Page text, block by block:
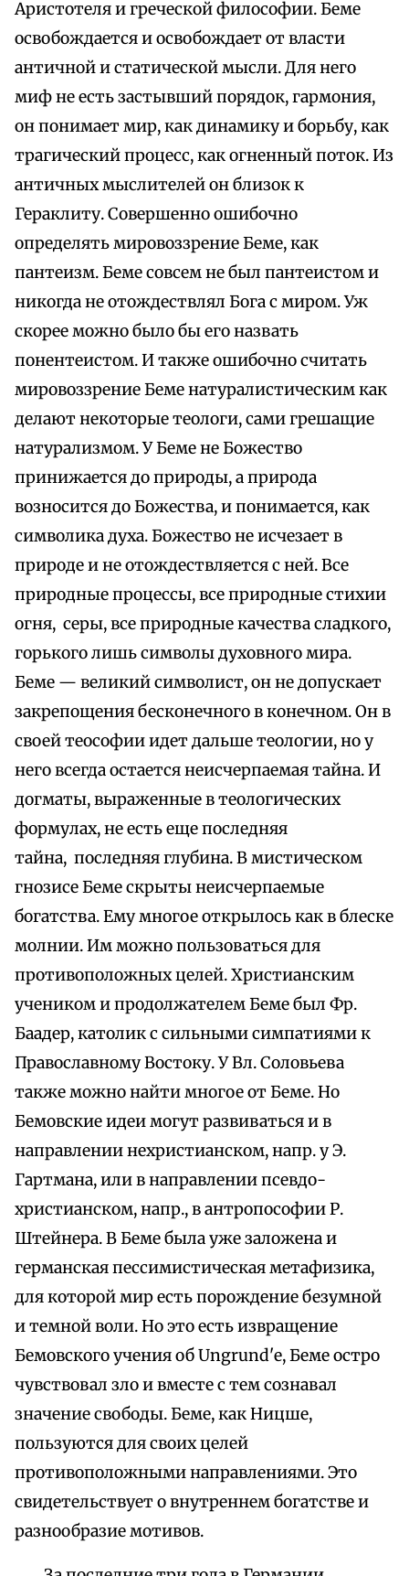
Аристотеля и греческой философии. Беме
освобождается и освобождает от власти
античной и статической мысли. Для него
миф не есть застывший порядок, гармония,
он понимает мир, как динамику и борьбу, как
трагический процесс, как огненный поток. Из
античных мыслителей он близок к
Гераклиту. Совершенно ошибочно
определять мировоззрение Беме, как
пантеизм. Беме совсем не был пантеистом и
никогда не отождествлял Бога с миром. Уж
скорее можно было бы его назвать
понентеистом. И также ошибочно считать
мировоззрение Беме натуралистическим как
делают некоторые теологи, сами грешащие
натурализмом. У Беме не Божество
принижается до природы, а природа
возносится до Божества, и понимается, как
символика духа. Божество не исчезает в
природе и не отождествляется с ней. Все
природные процессы, все природные стихии
огня, серы, все природные качества сладкого,
горького лишь символы духовного миpa.
Беме — великий символист, он не допускает
закрепощения бесконечного в конечном. Он в
своей теософии идет дальше теологии, но у
него всегда остается неисчерпаемая тайна. И
догматы, выраженные в теологических
формулах, не есть еще последняя
тайна, последняя глубина. В мистическом
гнозисе Беме скрыты неисчерпаемые
богатства. Ему многое открылось как в блеске
молнии. Им можно пользоваться для
противоположных целей. Христианским
учеником и продолжателем Беме был Фр.
Баадер, католик с сильными симпатиями к
Православному Востоку. У Вл. Соловьева
также можно найти многое от Беме. Но
Бемовские идеи могут развиваться и в
направлении нехристианском, напр. у Э.
Гартмана, или в направлении псевдо-
христианском, напр., в антропософии Р.
Штейнера. В Беме была уже заложена и
германская пессимистическая метафизика,
для которой мир есть порождение безумной
и темной воли. Но это есть извращение
Бемовского учения об Ungrund'е, Беме остро
чувствовал зло и вместе с тем сознавал
значение свободы. Беме, как Ницше,
пользуются для своих целей
противоположными направлениями. Это
свидетельствует о внутреннем богатстве и
разнообразие мотивов.